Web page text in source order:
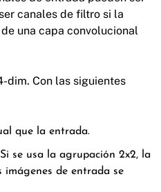
canales de filtro si la
una capa convolucional
dim. Con las siguientes
que la entrada.
se usa la agrupación 2x2, la
de entrada se